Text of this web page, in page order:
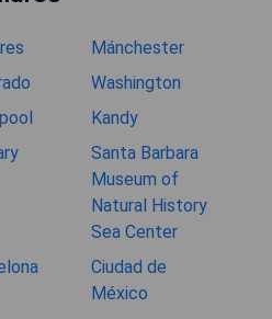
Mánchester
Washington
Kandy
Santa Barbara
Museum of
Natural History
Sea Center
Ciudad de
México